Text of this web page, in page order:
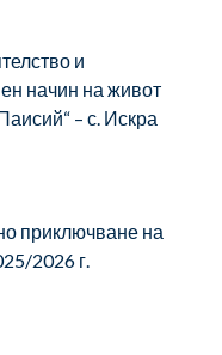
и
начин на живот
– с. Искра
приключване на
2026 г.